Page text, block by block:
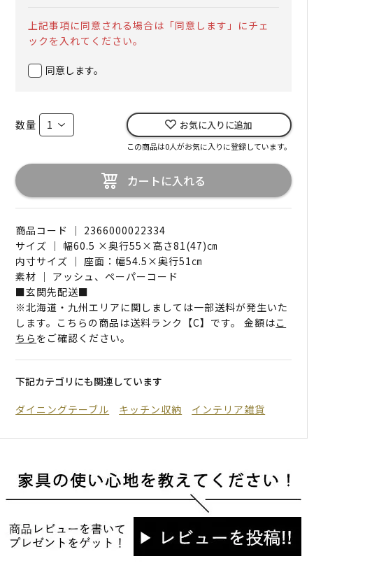
上記事項に同意される場合は「同意します」にチェ
ックを入れてください。
同意します。
数量 お気に入りに追加
この商品は0人がお気に入りに登録しています。
カートに入れる
商品コード ｜ 2366000022334
サイズ ｜ 幅60.5 ×奥行55×高さ81(47)㎝
内寸サイズ ｜ 座面：幅54.5×奥行51㎝
素材 ｜ アッシュ、ペーパーコード
■玄関先配送■
※北海道・九州エリアに関しましては一部送料が発生いた
します。こちらの商品は送料ランク【C】です。 金額はこ
ちら をご確認ください。
下記カテゴリにも関連しています
ダイニングテーブル
キッチン収納 インテリア雑貨